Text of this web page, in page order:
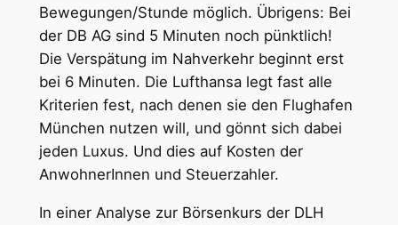
Bewegungen/Stunde möglich. Übrigens: Bei
der DB AG sind 5 Minuten noch pünktlich!
Die Verspätung im Nahverkehr beginnt erst
bei 6 Minuten. Die Lufthansa legt fast alle
Kriterien fest, nach denen sie den Flughafen
München nutzen will, und gönnt sich dabei
jeden Luxus. Und dies auf Kosten der
AnwohnerInnen und Steuerzahler.
In einer Analyse zur Börsenkurs der DLH